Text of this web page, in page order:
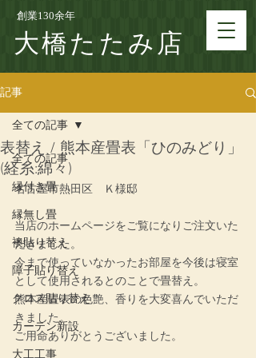
創業130余年
大橋たたみ店
記事
全ての記事
縁付き畳
縁無し畳
襖貼り替え
障子貼り替え
クロス貼り替え
カーテン新設
大工工事
全ての記事
表替え / 熊本産畳表「ひのみどり」
(経糸:綿々)
名古屋市熱田区　Ｋ様邸
当店のホームページをご覧になりご注文いた
だきました。
今まで使っていなかったお部屋を今後は寝室
として使用されるとのことで畳替え。
熊本産畳表の色艶、香りを大変喜んでいただ
きました。
ご用命ありがとうございました。